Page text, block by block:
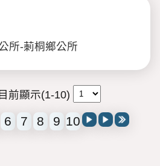
所-莿桐鄉公所
前顯示(1-10)
6 7 8 9 10